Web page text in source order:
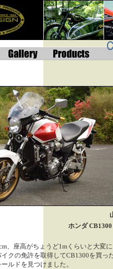
ホンダ
、座高がちょうど1mくらいと大変
クの免許を取得してCB1300を買
ルドを見つけました。